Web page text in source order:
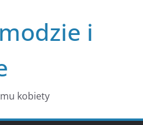
i
kobiety